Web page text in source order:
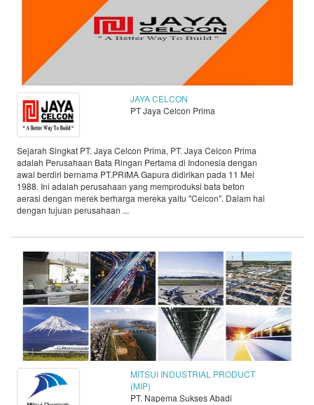
JAYA CELCON
PT Jaya Celcon Prima
Sejarah Singkat PT. Jaya Celcon Prima, PT. Jaya Celcon Prima
adalah Perusahaan Bata Ringan Pertama di Indonesia dengan
awal berdiri bernama PT.PRIMA Gapura didirikan pada 11 Mei
1988. Ini adalah perusahaan yang memproduksi bata beton
aerasi dengan merek berharga mereka yaitu "Celcon". Dalam hal
dengan tujuan perusahaan ...
MITSUI INDUSTRIAL PRODUCT
(MIP)
PT. Napema Sukses Abadi